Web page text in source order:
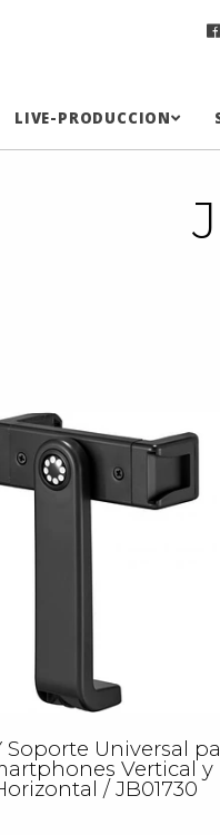
LIVE-PRODUCCION
Soporte Universal
Vertical y
/ JB01730